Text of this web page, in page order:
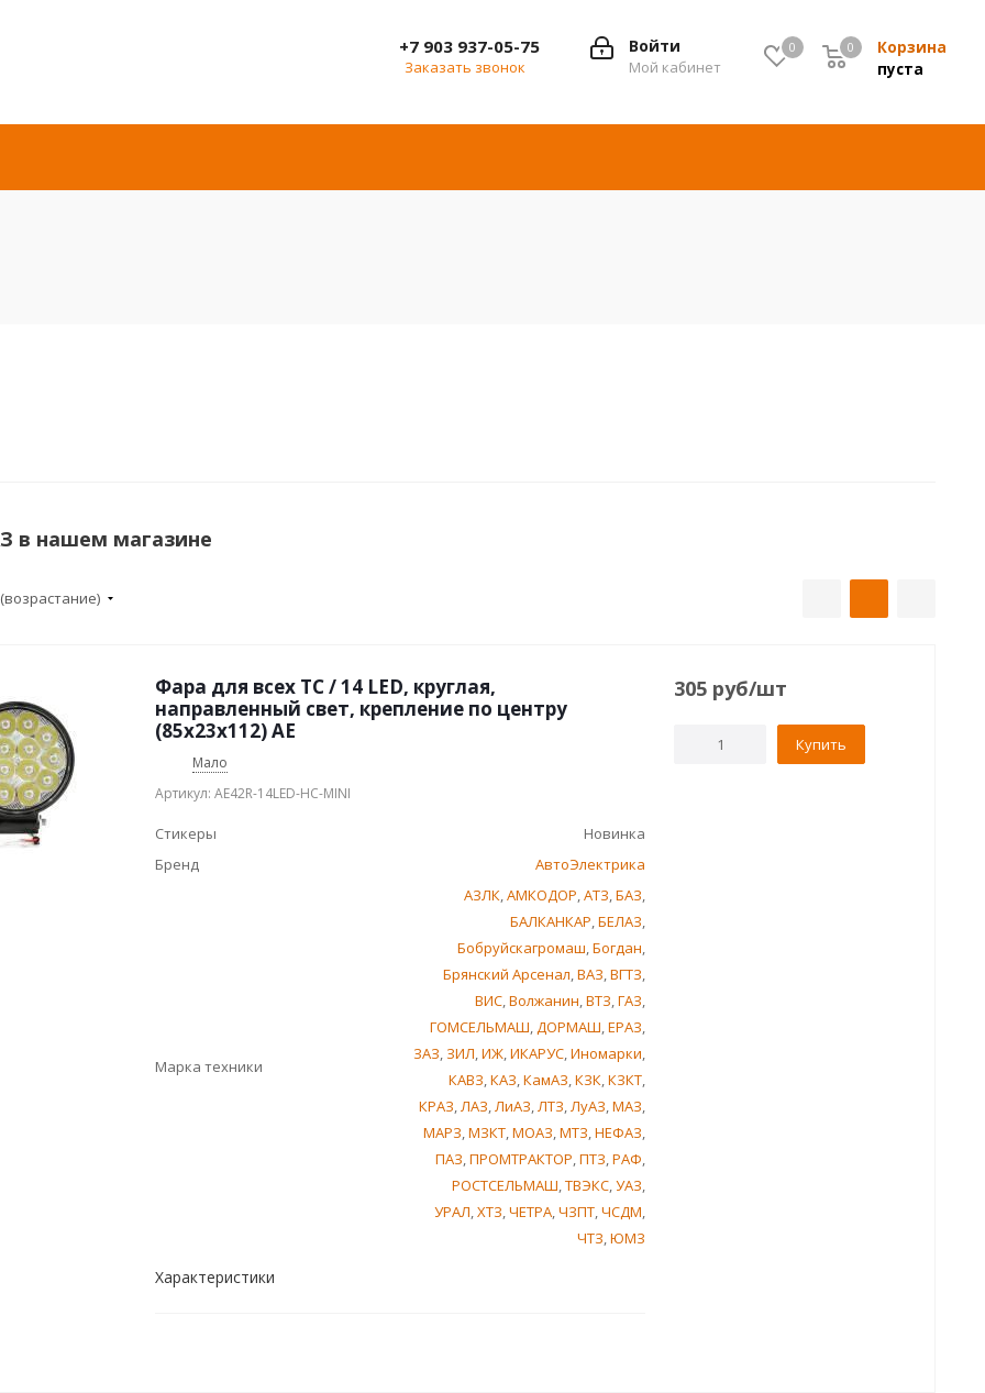
0 Корзина
0
пуста
0
Войти
Мой кабинет
+7 903 937-05-75
Заказать звонок
в нашем магазине
Фара для всех ТС / 14 LED, круглая,
направленный свет, крепление по центру
(85х23х112) AE
Мало
Артикул: AE42R-14LED-HC-MINI
Стикеры
Новинка
Бренд
АвтоЭлектрика
Марка техники
АЗЛК,АМКОДОР,АТЗ,БАЗ,
БАЛКАНКАР,БЕЛАЗ,
Бобруйскагромаш,Богдан,
Брянский Арсенал,ВАЗ,ВГТЗ,
ВИС,Волжанин,ВТЗ,ГАЗ,
ГОМСЕЛЬМАШ,ДОРМАШ,ЕРАЗ,
ЗАЗ, ЗИЛ,ИЖ,ИКАРУС,Иномарки,
КАВЗ,КАЗ,КамАЗ,КЗК,КЗКТ,
КРАЗ,ЛАЗ,ЛиАЗ,ЛТЗ,ЛуАЗ,МАЗ,
МАРЗ,МЗКТ,МОАЗ,МТЗ,НЕФАЗ,
ПАЗ,ПРОМТРАКТОР,ПТЗ,РАФ,
РОСТСЕЛЬМАШ,ТВЭКС,УАЗ,
УРАЛ,ХТЗ,ЧЕТРА,ЧЗПТ,ЧСДМ,
ЧТЗ,ЮМЗ
Характеристики
305 руб/шт
Купить